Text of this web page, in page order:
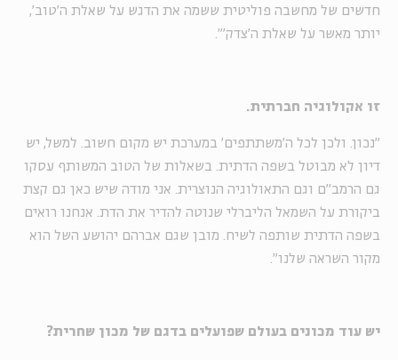
חדשים של מחשבה פוליטית ששמה את הדגש על שאלת ה'טוב',
יותר מאשר על שאלת ה'צדק'".
זו אקולוגיה חברתית.
"נכון. ולכן לכל ה'משתתפים' במערכת יש מקום חשוב. למשל, יש
דיון לא מבוטל בשפה הדתית. בשאלות של הטוב המשותף עסקו
גם הרמב"ם וגם התאולוגיה הנוצרית. אני מודה שיש כאן גם קצת
ביקורת על השמאל הליברלי שנוטה להדיר את הדת. אנחנו רואים
בשפה הדתית שותפה לשיח. מובן שגם אברהם יהושע השל הוא
מקור השראה שלנו".
יש עוד מכונים בעולם שפועלים בדגם של מכון שחרית?